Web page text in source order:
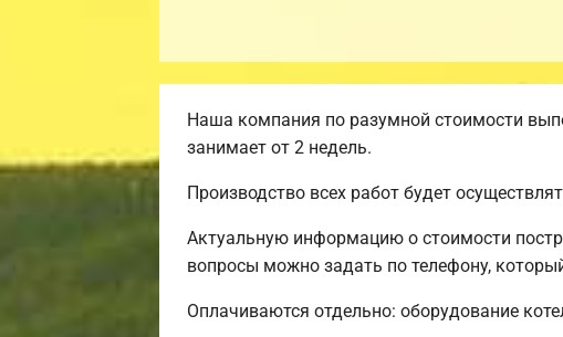
Наша компания по разумной стоимости
занимает от 2 недель.
Производство всех работ будет
Актуальную информацию о стоимости
вопросы можно задать по телефону,
Оплачиваются отдельно: оборудование